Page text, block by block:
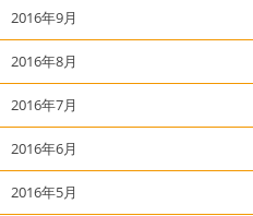
2016年9月
2016年8月
2016年7月
2016年6月
2016年5月